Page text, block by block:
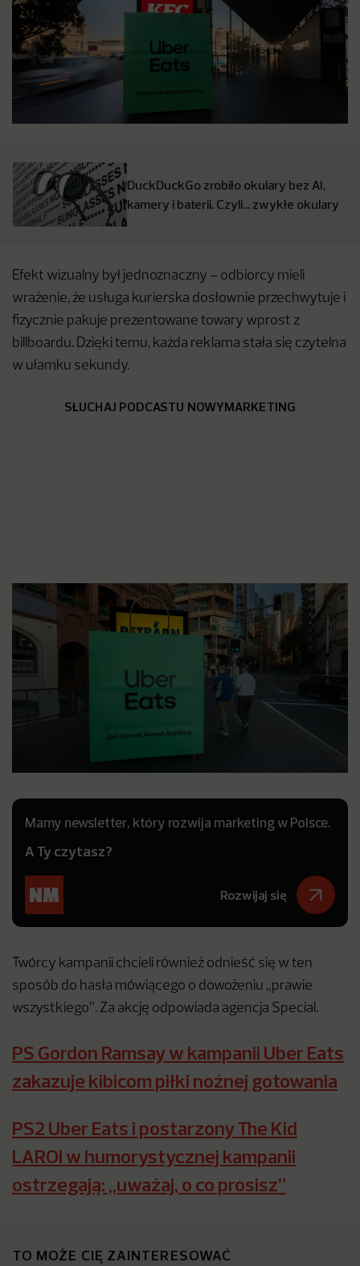
DuckDuckGo zrobiło okulary bez AI,
kamery i baterii. Czyli… zwykłe okulary
Efekt wizualny był jednoznaczny – odbiorcy mieli
wrażenie, że usługa kurierska dosłownie przechwytuje i
fizycznie pakuje prezentowane towary wprost z
billboardu. Dzięki temu, każda reklama stała się czytelna
w ułamku sekundy.
SŁUCHAJ PODCASTU NOWYMARKETING
Mamy newsletter, który rozwija marketing w Polsce.
A Ty czytasz?
Rozwijaj się
Twórcy kampanii chcieli również odnieść się w ten
sposób do hasła mówiącego o dowożeniu „prawie
wszystkiego”. Za akcję odpowiada agencja Special.
PS Gordon Ramsay w kampanii Uber Eats
zakazuje kibicom piłki nożnej gotowania
PS2 Uber Eats i postarzony The Kid
LAROI w humorystycznej kampanii
ostrzegają: „uważaj, o co prosisz”
TO MOŻE CIĘ ZAINTERESOWAĆ